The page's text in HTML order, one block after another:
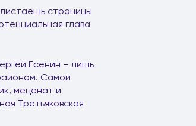
страницы
глава
Есенин – лишь
Самой
меценат и
Третьяковская